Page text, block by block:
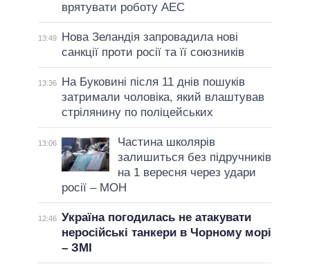
врятувати роботу АЕС
13:49
Нова Зеландія запровадила нові
санкції проти росії та її союзників
13:36
На Буковині після 11 днів пошуків
затримали чоловіка, який влаштував
стрілянину по поліцейських
13:06
Частина школярів
залишиться без підручників
на 1 вересня через удари
росії – МОН
12:46 Україна погодилась не атакувати
неросійські танкери в Чорному морі
– ЗМІ